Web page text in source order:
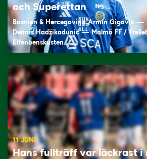
och Superettan
Bosnien & Hercegovina Armin Gigovic —
Dennis Hadžikadunić — Malmö FF /
Elfenbenskusten…
11 JUNI
Hans fullträff var läckrast i